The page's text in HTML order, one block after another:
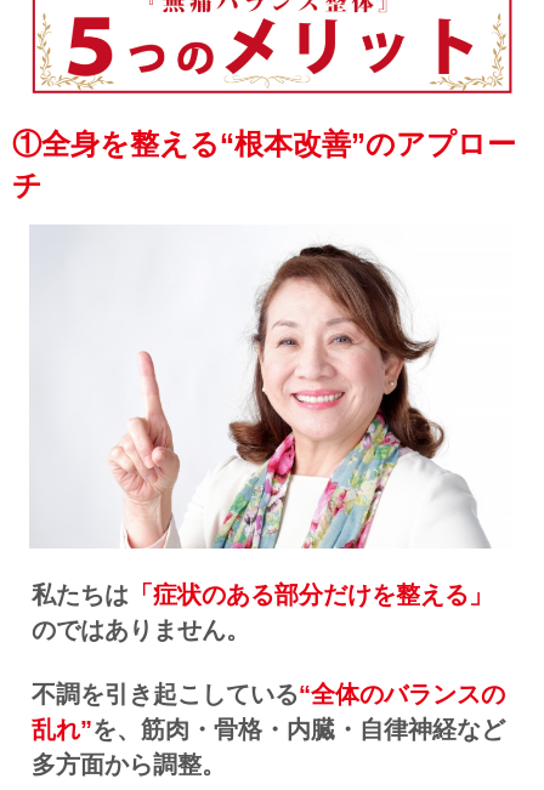
①全身を整える“根本改善”のアプロー
チ
私たちは 「症状のある部分だけを整える」
のではありません。
不調を引き起こしている“全体のバランスの
乱れ”を、筋肉・骨格・内臓・自律神経など
多方面から調整。